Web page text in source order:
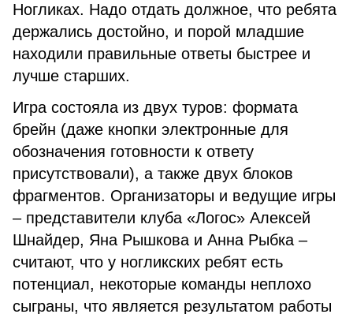
Ногликах. Надо отдать должное, что ребята
держались достойно, и порой младшие
находили правильные ответы быстрее и
лучше старших.
Игра состояла из двух туров: формата
брейн (даже кнопки электронные для
обозначения готовности к ответу
присутствовали), а также двух блоков
фрагментов. Организаторы и ведущие игры
– представители клуба «Логос» Алексей
Шнайдер, Яна Рышкова и Анна Рыбка –
считают, что у ногликских ребят есть
потенциал, некоторые команды неплохо
сыграны, что является результатом работы